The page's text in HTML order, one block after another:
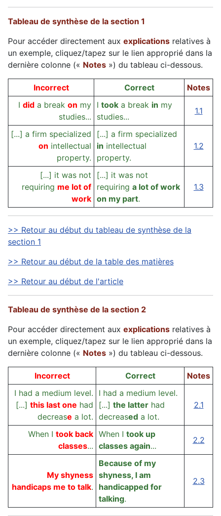
Tableau de synthèse de la section 1
Pour accéder directement aux explications relatives à
un exemple, cliquez/tapez sur le lien approprié dans la
dernière colonne (« Notes ») du tableau ci-dessous.
Incorrect Correct
Notes
I did a break on my
studies...
I took a break in my
studies...
1.1
[...] a firm specialized
on intellectual
property.
[...] a firm specialized
in intellectual
property.
1.2
[...] it was not
requiring me lot of
work
[...] it was not
requiring a lot of work
on my part.
1.3
>> Retour au début du tableau de synthèse de la
section 1
>> Retour au début de la table des matières
>> Retour au début de l'article
Tableau de synthèse de la section 2
Pour accéder directement aux explications relatives à
un exemple, cliquez/tapez sur le lien approprié dans la
dernière colonne (« Notes ») du tableau ci-dessous.
Incorrect Correct
Notes
I had a medium level.
[...] this last one had
decrease a lot.
I had a medium level.
[...] the latter had
decreased a lot.
2.1
When I took back
classes...
When I took up
classes again...
2.2
My shyness
handicaps me to talk.
Because of my
shyness, I am
handicapped for
talking.
2.3